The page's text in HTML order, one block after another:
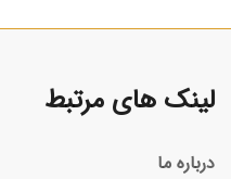
لینک های مرتبط
درباره ما